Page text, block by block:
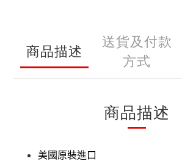
商品描述
送貨及付款
方式
商品描述
美國原裝進口